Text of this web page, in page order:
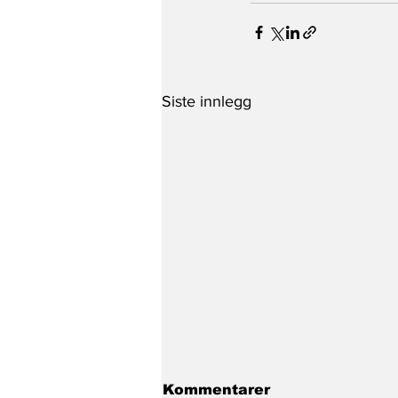
Siste innlegg
Kommentarer